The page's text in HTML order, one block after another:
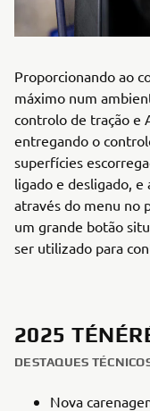
Proporcionando ao
máximo num
controlo de tração e
entregando o
superfícies
ligado e desligado, e
através do menu no
um grande botão
ser utilizado para
2025
DESTAQUES
Nova